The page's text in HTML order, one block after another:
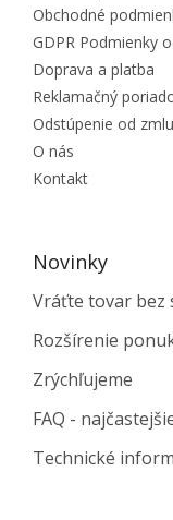
Obchodné
GDPR Podmienky
Doprava a platba
Reklamačný
Odstúpenie od
O nás
Kontakt
Novinky
Vráťte tovar bez
Rozšírenie
Zrýchľujeme
FAQ -
Technické